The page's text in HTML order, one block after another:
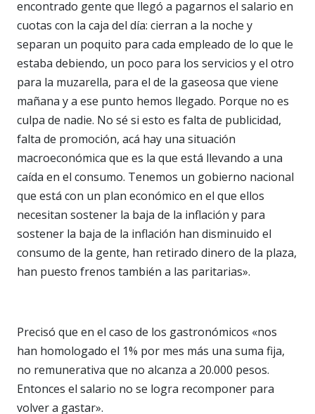
encontrado gente que llegó a pagarnos el salario en
cuotas con la caja del día: cierran a la noche y
separan un poquito para cada empleado de lo que le
estaba debiendo, un poco para los servicios y el otro
para la muzarella, para el de la gaseosa que viene
mañana y a ese punto hemos llegado. Porque no es
culpa de nadie. No sé si esto es falta de publicidad,
falta de promoción, acá hay una situación
macroeconómica que es la que está llevando a una
caída en el consumo. Tenemos un gobierno nacional
que está con un plan económico en el que ellos
necesitan sostener la baja de la inflación y para
sostener la baja de la inflación han disminuido el
consumo de la gente, han retirado dinero de la plaza,
han puesto frenos también a las paritarias».
Precisó que en el caso de los gastronómicos «nos
han homologado el 1% por mes más una suma fija,
no remunerativa que no alcanza a 20.000 pesos.
Entonces el salario no se logra recomponer para
volver a gastar».